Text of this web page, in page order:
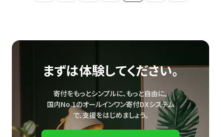
まずは体験してください。
寄付をもっとシンプルに、もっと自由に。
国内No.1のオールインワン寄付DXシステム
で、支援をはじめましょう。